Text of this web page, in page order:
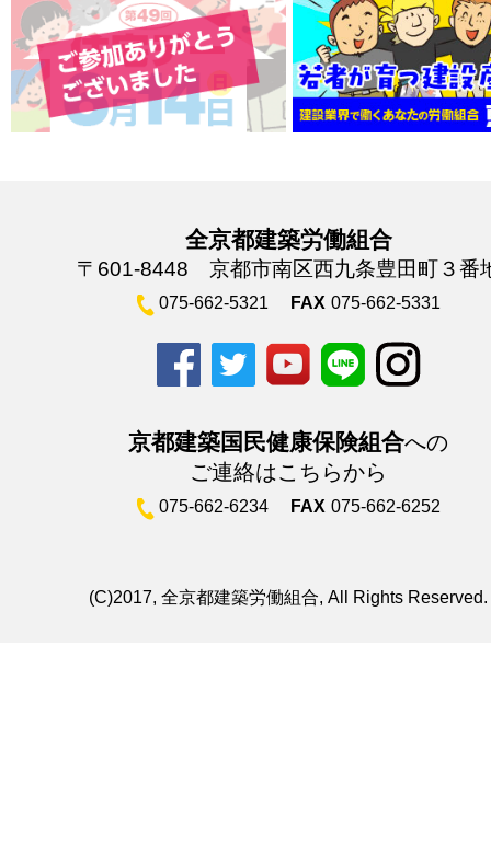
全京都建築労働組合
〒601-8448 京都市南区西九条豊田町３番
075-662-5321 FAX 075-662-5331
京都建築国民健康保険組合への
ご連絡はこちらから
075-662-6234 FAX 075-662-6252
(C)2017, 全京都建築労働組合, All Rights Reserved.